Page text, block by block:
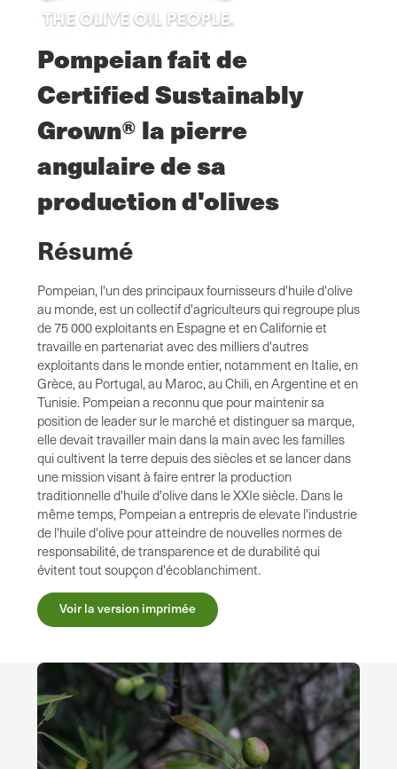
Pompeian fait de
Certified Sustainably
Grown® la pierre
angulaire de sa
production d'olives
Résumé
Pompeian, l'un des principaux fournisseurs d'huile d'olive
au monde, est un collectif d'agriculteurs qui regroupe plus
de 75 000 exploitants en Espagne et en Californie et
travaille en partenariat avec des milliers d'autres
exploitants dans le monde entier, notamment en Italie, en
Grèce, au Portugal, au Maroc, au Chili, en Argentine et en
Tunisie. Pompeian a reconnu que pour maintenir sa
position de leader sur le marché et distinguer sa marque,
elle devait travailler main dans la main avec les familles
qui cultivent la terre depuis des siècles et se lancer dans
une mission visant à faire entrer la production
traditionnelle d'huile d'olive dans le XXIe siècle. Dans le
même temps, Pompeian a entrepris de elevate l'industrie
de l'huile d'olive pour atteindre de nouvelles normes de
responsabilité, de transparence et de durabilité qui
évitent tout soupçon d'écoblanchiment.
Voir la version imprimée